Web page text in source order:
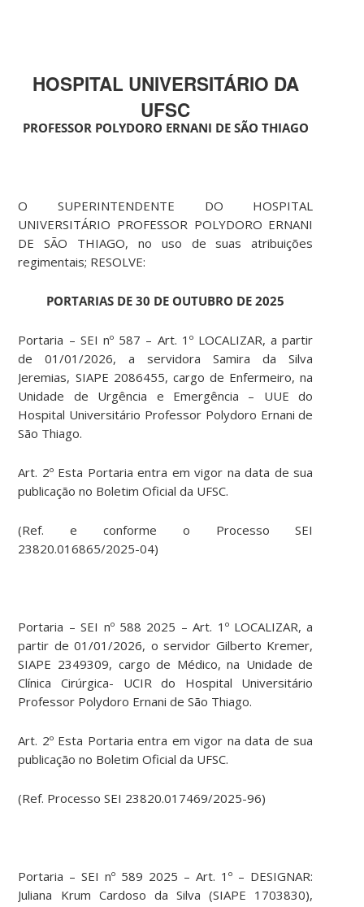
HOSPITAL UNIVERSITÁRIO DA
UFSC
PROFESSOR POLYDORO ERNANI DE SÃO THIAGO
O SUPERINTENDENTE DO HOSPITAL
UNIVERSITÁRIO PROFESSOR POLYDORO ERNANI
DE SÃO THIAGO, no uso de suas atribuições
regimentais; RESOLVE:
PORTARIAS DE 30 DE OUTUBRO DE 2025
Portaria – SEI nº 587 – Art. 1º LOCALIZAR, a partir
de 01/01/2026, a servidora Samira da Silva
Jeremias, SIAPE 2086455, cargo de Enfermeiro, na
Unidade de Urgência e Emergência – UUE do
Hospital Universitário Professor Polydoro Ernani de
São Thiago.
Art. 2º Esta Portaria entra em vigor na data de sua
publicação no Boletim Oficial da UFSC.
(Ref. e conforme o Processo SEI
23820.016865/2025-04)
Portaria – SEI nº 588 2025 – Art. 1º LOCALIZAR, a
partir de 01/01/2026, o servidor Gilberto Kremer,
SIAPE 2349309, cargo de Médico, na Unidade de
Clínica Cirúrgica- UCIR do Hospital Universitário
Professor Polydoro Ernani de São Thiago.
Art. 2º Esta Portaria entra em vigor na data de sua
publicação no Boletim Oficial da UFSC.
(Ref. Processo SEI 23820.017469/2025-96)
Portaria – SEI nº 589 2025 – Art. 1º – DESIGNAR:
Juliana Krum Cardoso da Silva (SIAPE 1703830),